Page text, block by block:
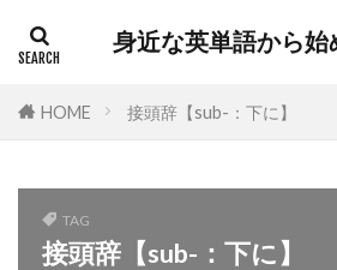
身近な英単語から始
HOME 接頭辞【sub-：下に】
TAG
接頭辞【sub-：下に】